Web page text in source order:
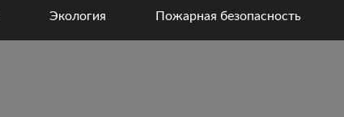
Экология Пожарная безопасность